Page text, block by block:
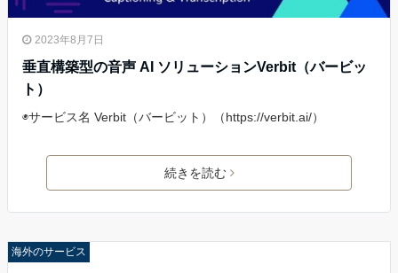
2023年8月7日
垂直構築型の音声 AI ソリューションVerbit（バービッ
ト）
◉サービス名 Verbit（バービット）（https://verbit.ai/）
続きを読む
海外のサービス